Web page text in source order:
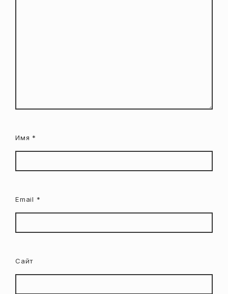
Имя *
Email *
Сайт